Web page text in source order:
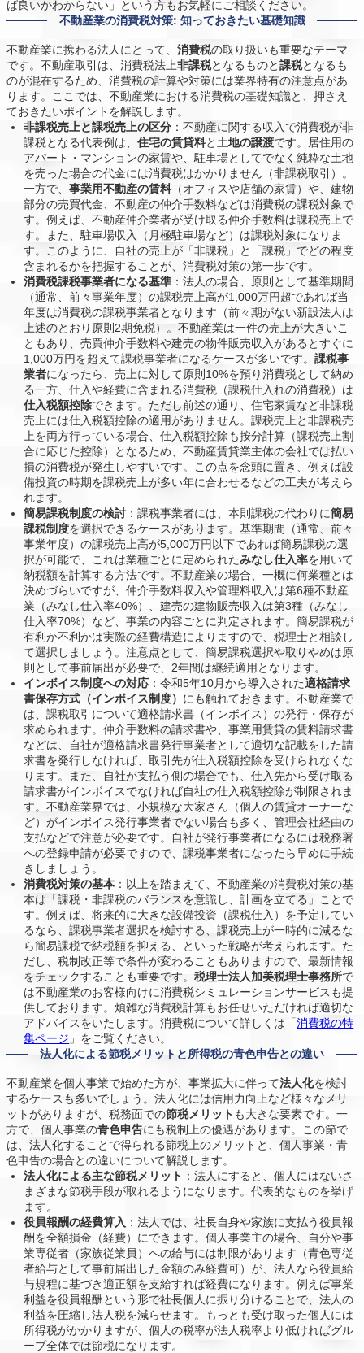
ば良いかわからない」という方もお気軽にご相談ください。
不動産業の消費税対策: 知っておきたい基礎知識
不動産業に携わる法人にとって、 消費税の取り扱いも重要なテーマ
です。不動産取引は、消費税法上非課税となるものと課税となるも
のが混在するため、消費税の計算や対策には業界特有の注意点があ
ります。ここでは、不動産業における消費税の基礎知識と、押さえ
ておきたいポイントを解説します。
非課税売上と課税売上の区分 ：不動産に関する収入で消費税が非
課税となる代表例は、住宅の賃貸料と 土地の譲渡です。居住用の
アパート・マンションの家賃や、駐車場としてでなく純粋な土地
を売った場合の代金には消費税はかかりません（非課税取引）。
一方で、事業用不動産の賃料 （オフィスや店舗の家賃）や、建物
部分の売買代金、不動産の仲介手数料などは消費税の課税対象で
す。例えば、不動産仲介業者が受け取る仲介手数料は課税売上で
す。また、駐車場収入（月極駐車場など）は課税対象になりま
す。このように、自社の売上が「非課税」と「課税」でどの程度
含まれるかを把握することが、消費税対策の第一歩です。
消費税課税事業者になる基準 ：法人の場合、原則として基準期間
（通常、前々事業年度）の課税売上高が1,000万円超であれば当
年度は消費税の課税事業者となります（前々期がない新設法人は
上述のとおり原則2期免税）。不動産業は一件の売上が大きいこ
ともあり、売買仲介手数料や建売の物件販売収入があるとすぐに
1,000万円を超えて課税事業者になるケースが多いです。課税事
業者になったら、売上に対して原則10%を預り消費税として納め
る一方、仕入や経費に含まれる消費税（課税仕入れの消費税）は
仕入税額控除できます。ただし前述の通り、住宅家賃など非課税
売上には仕入税額控除の適用がありません。課税売上と非課税売
上を両方行っている場合、仕入税額控除も按分計算（課税売上割
合に応じた控除）となるため、不動産賃貸業主体の会社では払い
損の消費税が発生しやすいです。この点を念頭に置き、例えば設
備投資の時期を課税売上が多い年に合わせるなどの工夫が考えら
れます。
簡易課税制度の検討 ：課税事業者には、本則課税の代わりに簡易
課税制度を選択できるケースがあります。基準期間（通常、前々
事業年度）の課税売上高が5,000万円以下であれば簡易課税の選
択が可能で、これは業種ごとに定められたみなし仕入率を用いて
納税額を計算する方法です。不動産業の場合、一概に何業種とは
決めづらいですが、仲介手数料収入や管理料収入は第6種不動産
業（みなし仕入率40%）、建売の建物販売収入は第3種（みなし
仕入率70%）など、事業の内容ごとに判定されます。簡易課税が
有利か不利かは実際の経費構造によりますので、税理士と相談し
て選択しましょう。注意点として、簡易課税選択や取りやめは原
則として事前届出が必要で、2年間は継続適用となります。
インボイス制度への対応 ：令和5年10月から導入された適格請求
書保存方式（インボイス制度） にも触れておきます。不動産業で
は、課税取引について適格請求書（インボイス）の発行・保存が
求められます。仲介手数料の請求書や、事業用賃貸の賃料請求書
などは、自社が適格請求書発行事業者として適切な記載をした請
求書を発行しなければ、取引先が仕入税額控除を受けられなくな
ります。また、自社が支払う側の場合でも、仕入先から受け取る
請求書がインボイスでなければ自社の仕入税額控除が制限されま
す。不動産業界では、小規模な大家さん（個人の賃貸オーナーな
ど）がインボイス発行事業者でない場合も多く、管理会社経由の
支払などで注意が必要です。自社が発行事業者になるには税務署
への登録申請が必要ですので、課税事業者になったら早めに手続
きしましょう。
消費税対策の基本 ：以上を踏まえて、不動産業の消費税対策の基
本は「課税・非課税のバランスを意識し、計画を立てる」ことで
す。例えば、将来的に大きな設備投資（課税仕入）を予定してい
るなら、課税事業者選択を検討する、課税売上が一時的に減るな
ら簡易課税で納税額を抑える、といった戦略が考えられます。た
だし、税制改正等で条件が変わることもありますので、最新情報
をチェックすることも重要です。税理士法人加美税理士事務所で
は不動産業のお客様向けに消費税シミュレーションサービスも提
供しております。煩雑な消費税計算もお任せいただければ適切な
アドバイスをいたします。消費税について詳しくは「消費税の特
集ページ 」をご覧ください。
法人化による節税メリットと所得税の青色申告との違い
不動産業を個人事業で始めた方が、事業拡大に伴って法人化を検討
するケースも多いでしょう。法人化には信用力向上など様々なメリ
ットがありますが、税務面での節税メリット も大きな要素です。一
方で、個人事業の青色申告にも税制上の優遇があります。この節で
は、法人化することで得られる節税上のメリットと、個人事業・青
色申告の場合との違いについて解説します。
法人化による主な節税メリット ：法人にすると、個人にはないさ
まざまな節税手段が取れるようになります。代表的なものを挙げ
ます。
役員報酬の経費算入 ：法人では、社長自身や家族に支払う役員報
酬を全額損金（経費）にできます。個人事業主の場合、自分や事
業専従者（家族従業員）への給与には制限があります（青色専従
者給与として事前届出した金額のみ経費可）が、法人なら役員給
与規程に基づき適正額を支給すれば経費になります。例えば事業
利益を役員報酬という形で社長個人に振り分けることで、法人の
利益を圧縮し法人税を減らせます。もっとも受け取った個人には
所得税がかかりますが、個人の税率が法人税率より低ければグル
ープ全体では節税になります。